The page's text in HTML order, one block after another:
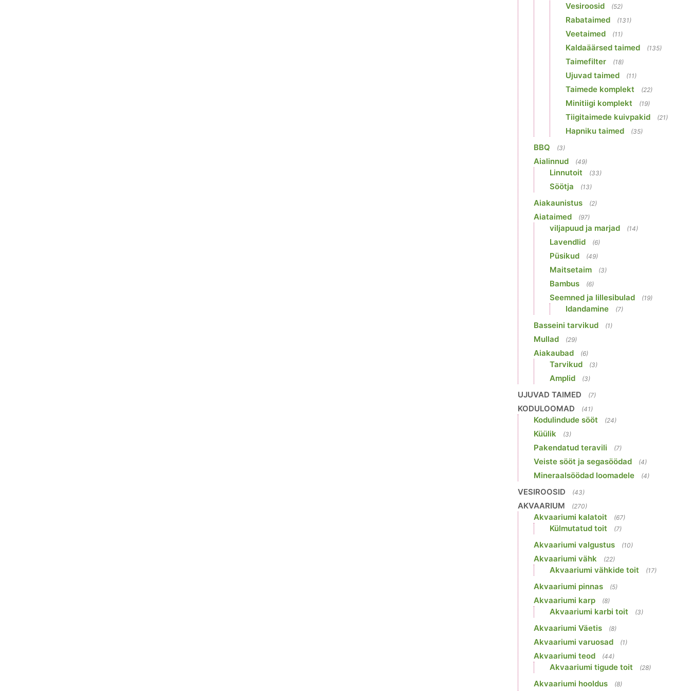
Vesiroosid (52)
Rabataimed (131)
Veetaimed (11)
Kaldaäärsed taimed (135)
Taimefilter (18)
Ujuvad taimed (11)
Taimede komplekt (22)
Minitiigi komplekt (19)
Tiigitaimede kuivpakid (21)
Hapniku taimed (35)
BBQ (3)
Aialinnud (49)
Linnutoit (33)
Söötja (13)
Aiakaunistus (2)
Aiataimed (97)
viljapuud ja marjad (14)
Lavendlid (6)
Püsikud (49)
Maitsetaim (3)
Bambus (6)
Seemned ja lillesibulad (19)
Idandamine (7)
Basseini tarvikud (1)
Mullad (29)
Aiakaubad (6)
Tarvikud (3)
Amplid (3)
UJUVAD TAIMED (7)
KODULOOMAD (41)
Kodulindude sööt (24)
Küülik (3)
Pakendatud teravili (7)
Veiste sööt ja segasöödad (4)
Mineraalsöödad loomadele (4)
VESIROOSID (43)
AKVAARIUM (270)
Akvaariumi kalatoit (67)
Külmutatud toit (7)
Akvaariumi valgustus (10)
Akvaariumi vähk (22)
Akvaariumi vähkide toit (17)
Akvaariumi pinnas (5)
Akvaariumi karp (8)
Akvaariumi karbi toit (3)
Akvaariumi Väetis (8)
Akvaariumi varuosad (1)
Akvaariumi teod (44)
Akvaariumi tigude toit (28)
Akvaariumi hooldus (8)